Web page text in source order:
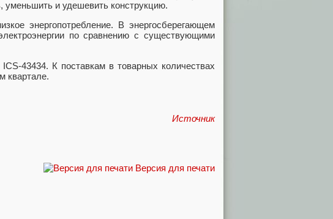
уменьшить и удешевить конструкцию.
энергопотребление. В энергосберегающем
по сравнению с существующими
43434. К поставкам в товарных количествах
квартале.
Источник
Версия для печати